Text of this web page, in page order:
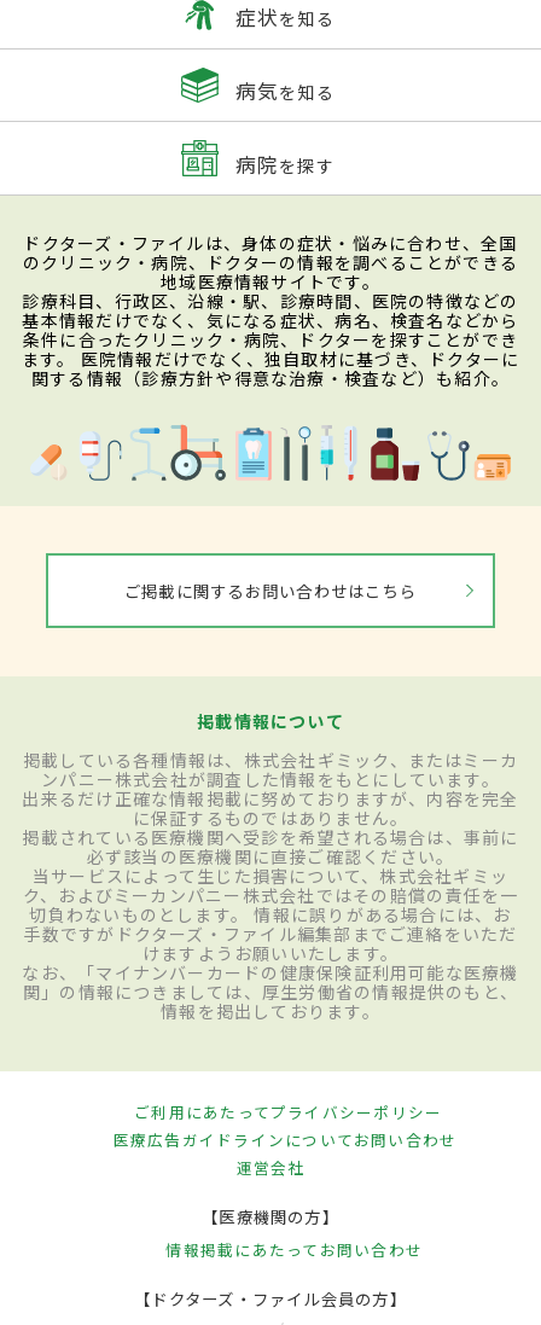
症状を知る
病気を知る
病院を探す
ドクターズ・ファイルは、身体の症状・悩みに合わせ、全国
のクリニック・病院、ドクターの情報を調べることができる
地域医療情報サイトです。
診療科目、行政区、沿線・駅、診療時間、医院の特徴などの
基本情報だけでなく、気になる症状、病名、検査名などから
条件に合ったクリニック・病院、ドクターを探すことができ
ます。 医院情報だけでなく、独自取材に基づき、ドクターに
関する情報（診療方針や得意な治療・検査など）も紹介。
ご掲載に関するお問い合わせはこちら
掲載情報について
掲載している各種情報は、株式会社ギミック、またはミーカ
ンパニー株式会社が調査した情報をもとにしています。
出来るだけ正確な情報掲載に努めておりますが、内容を完全
に保証するものではありません。
掲載されている医療機関へ受診を希望される場合は、事前に
必ず該当の医療機関に直接ご確認ください。
当サービスによって生じた損害について、株式会社ギミッ
ク、およびミーカンパニー株式会社ではその賠償の責任を一
切負わないものとします。 情報に誤りがある場合には、お
手数ですがドクターズ・ファイル編集部までご連絡をいただ
けますようお願いいたします。
なお、「マイナンバーカードの健康保険証利用可能な医療機
関」の情報につきましては、厚生労働省の情報提供のもと、
情報を掲出しております。
ご利用にあたってプライバシーポリシー
医療広告ガイドラインについてお問い合わせ
運営会社
【医療機関の方】
情報掲載にあたって お問い合わせ
【ドクターズ・ファイル会員の方】